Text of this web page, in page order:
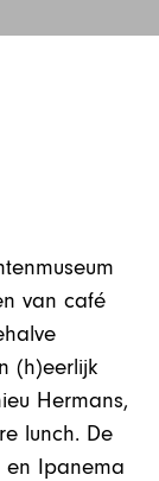
van café
(h)eerlijk
Hermans,
lunch. De
en Ipanema